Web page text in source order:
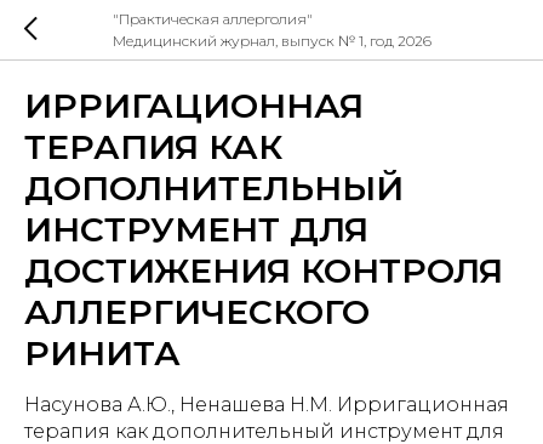
"Практическая аллерголия"
Медицинский журнал, выпуск № 1, год 2026
ИРРИГАЦИОННАЯ
ТЕРАПИЯ КАК
ДОПОЛНИТЕЛЬНЫЙ
ИНСТРУМЕНТ ДЛЯ
ДОСТИЖЕНИЯ КОНТРОЛЯ
АЛЛЕРГИЧЕСКОГО
РИНИТА
Насунова А.Ю., Ненашева Н.М. Ирригационная
терапия как дополнительный инструмент для